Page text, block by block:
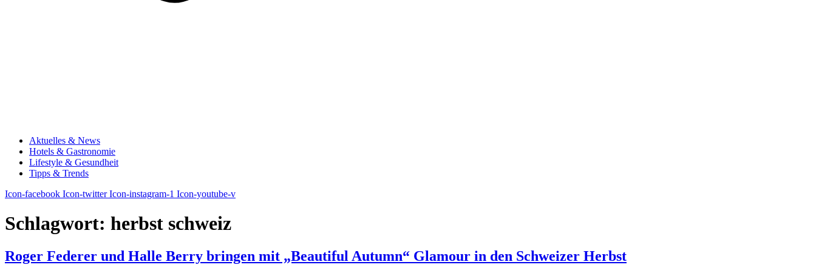
Aktuelles & News
Hotels & Gastronomie
Lifestyle & Gesundheit
Tipps & Trends
Icon-facebook Icon-twitter Icon-instagram-1 Icon-youtube-v
Schlagwort: herbst schweiz
Roger Federer und Halle Berry bringen mit „Beautiful Autumn“ Glamour in den Schweizer Herbst